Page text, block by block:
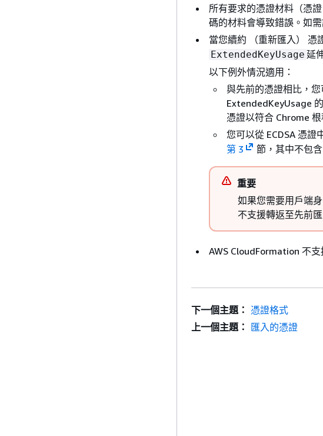
所有要求的憑證材料（憑
碼的材料會導致錯誤。如
當您續約 （重新匯入） 憑
ExtendedKeyUsage 延
以下例外情況適用：
與先前的憑證相比，
ExtendedKeyUsage
憑證以符合 Chrome
您可以從 ECDSA 憑證
第 3
節，其中不包含
重要
如果您需要用戶端
不支援轉返至先前
AWS CloudFormation 不支
下一個主題： 憑證格式
上一個主題：
匯入的憑證